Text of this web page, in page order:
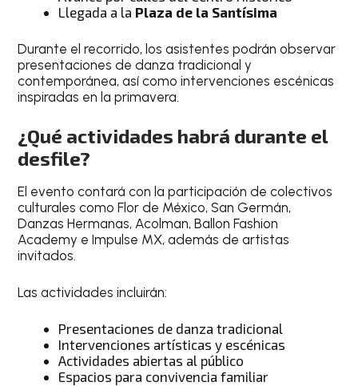
Llegada a la Plaza de la Santísima
Durante el recorrido, los asistentes podrán observar
presentaciones de danza tradicional y
contemporánea, así como intervenciones escénicas
inspiradas en la primavera.
¿Qué actividades habrá durante el
desfile?
El evento contará con la participación de colectivos
culturales como Flor de México, San Germán,
Danzas Hermanas, Acolman, Ballon Fashion
Academy e Impulse MX, además de artistas
invitados.
Las actividades incluirán:
Presentaciones de danza tradicional
Intervenciones artísticas y escénicas
Actividades abiertas al público
Espacios para convivencia familiar